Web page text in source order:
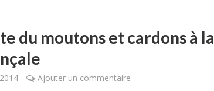
du moutons et cardons à la
Ajouter un commentaire